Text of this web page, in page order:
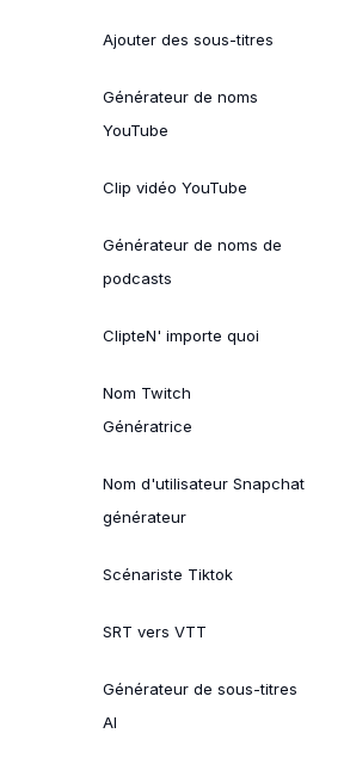
Ajouter des sous-titres
Générateur de noms
YouTube
Clip vidéo YouTube
Générateur de noms de
podcasts
ClipteN' importe quoi
Nom Twitch
Génératrice
Nom d'utilisateur Snapchat
générateur
Scénariste Tiktok
SRT vers VTT
Générateur de sous-titres
AI